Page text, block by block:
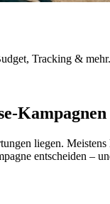
Tracking &
Kampagnen
liegen.
entscheiden –